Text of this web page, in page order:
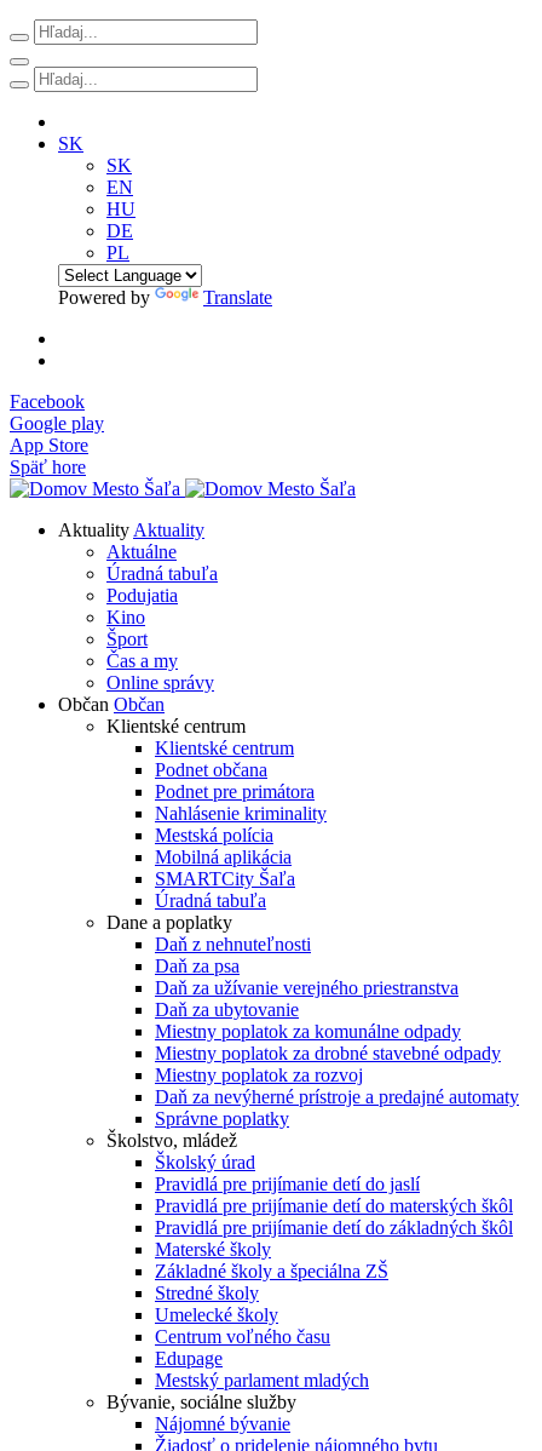
SK
SK
EN
HU
DE
PL
Powered by Translate
Facebook
Google play
App Store
Späť hore
Aktuality Aktuality
Aktuálne
Úradná tabuľa
Podujatia
Kino
Šport
Čas a my
Online správy
Občan Občan
Klientské centrum
Klientské centrum
Podnet občana
Podnet pre primátora
Nahlásenie kriminality
Mestská polícia
Mobilná aplikácia
SMARTCity Šaľa
Úradná tabuľa
Dane a poplatky
Daň z nehnuteľnosti
Daň za psa
Daň za užívanie verejného priestranstva
Daň za ubytovanie
Miestny poplatok za komunálne odpady
Miestny poplatok za drobné stavebné odpady
Miestny poplatok za rozvoj
Daň za nevýherné prístroje a predajné automaty
Správne poplatky
Školstvo, mládež
Školský úrad
Pravidlá pre prijímanie detí do jaslí
Pravidlá pre prijímanie detí do materských škôl
Pravidlá pre prijímanie detí do základných škôl
Materské školy
Základné školy a špeciálna ZŠ
Stredné školy
Umelecké školy
Centrum voľného času
Edupage
Mestský parlament mladých
Bývanie, sociálne služby
Nájomné bývanie
Žiadosť o pridelenie nájomného bytu